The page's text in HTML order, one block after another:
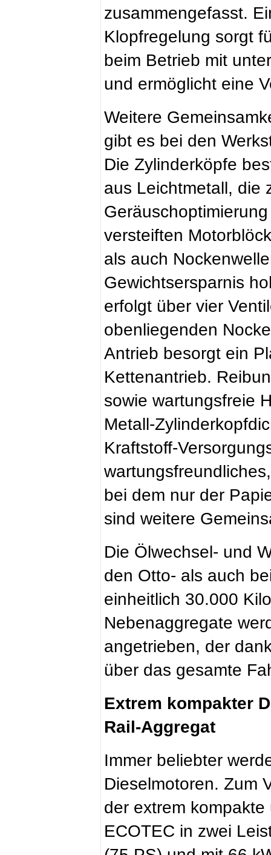
zusammengefasst.
Klopfregelung sorgt
beim Betrieb mit
und ermöglicht eine
Weitere
gibt es bei den
Die Zylinderköpfe
aus Leichtmetall, die
versteiften
als auch
Gewichtsersparnis
erfolgt über vier
obenliegenden
Antrieb besorgt ein
Kettenantrieb.
sowie wartungsfreie
Metall-
Kraftstoff-
bei dem nur der
sind weitere
Die Ölwechsel- und
den Otto- als auch
einheitlich 30.000
Nebenaggregate
angetrieben, der
über das gesamte
Extrem kompakter
Rail-Aggregat
Immer beliebter
Dieselmotoren. Zum
der extrem
ECOTEC in zwei